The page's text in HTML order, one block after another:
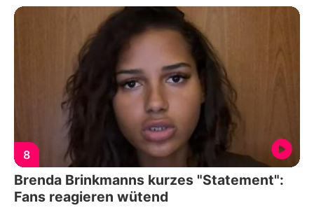
8
Brenda Brinkmanns kurzes "Statement":
Fans reagieren wütend